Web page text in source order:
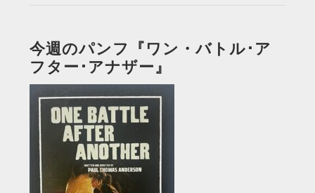
今週のパンフ『ワン・バトル･ア
フター･アナザー』